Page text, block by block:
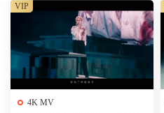
4K MV
VIP